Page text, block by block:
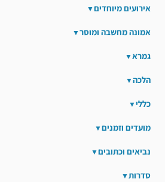
אירועים מיוחדים
אמונה מחשבה ומוסר
גמרא
הלכה
כללי
מועדים וזמנים
נביאים וכתובים
סדרות